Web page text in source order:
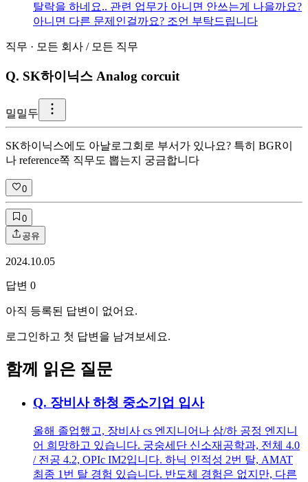
탈락을 하네요.. 관련 업무가 아니면 안쓰는게 나을까요?
아니면 다른 문제인걸까요? 조언 부탁드립니다
직무 · 모든 회사 / 모든 직무
Q. SK하이닉스 Analog corcuit
밀밀두
SK하이닉스에도 아날로그회로 부서가 있나요? 특히 BGR이
나 reference쪽 직무도 뽑는지 궁금합니다
0
0
공유
2024.10.05
답변 0
아직 등록된 답변이 없어요.
로그인하고 첫 답변을 남겨보세요.
함께 읽은 질문
Q. 장비사 하청 중소기업 입사
올해 졸업했고, 장비사 cs 엔지니어나 삼/하 공정 엔지니
어 희망하고 있습니다. 궁숭세단 신소재공학과, 전체 4.0
/ 전공 4.2, OPIc IM2입니다. 하닉 인적성 2번 탈, AMAT
최종 1번 탈 경험 있습니다. 반도체 경험은 없지만, 다른